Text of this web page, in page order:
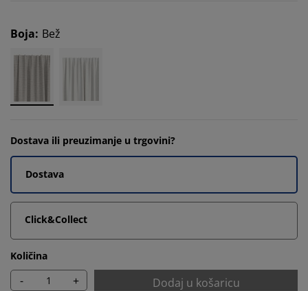
Boja: Bež
Dostava ili preuzimanje u trgovini?
Dostava
Click&Collect
Količina
- + Dodaj u košaricu